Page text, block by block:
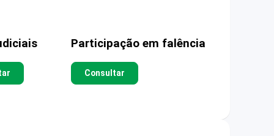
Participação em falência
Consultar